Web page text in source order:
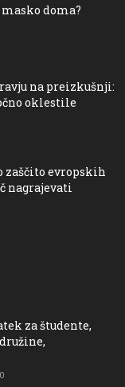
doma?
na preizkušnji:
oklestile
zaščito evropskih
nagrajevati
za študente,